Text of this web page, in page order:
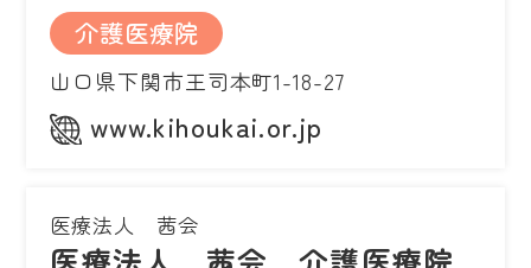
介護医療院
山口県下関市王司本町1-18-27
www.kihoukai.or.jp
医療法人 茜会